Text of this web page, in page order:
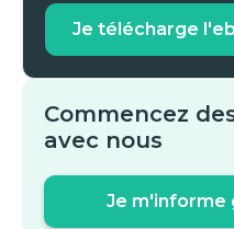
Je télécharge
Commencez
avec nous
Je m'informe